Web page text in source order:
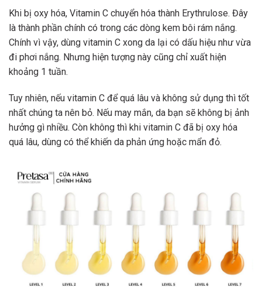
Khi bị oxy hóa, Vitamin C chuyển hóa thành Erythrulose. Đây
là thành phần chính có trong các dòng kem bôi rám nắng.
Chính vì vậy, dùng vitamin C xong da lại có dấu hiệu như vừa
đi phơi nắng. Nhưng hiện tượng này cũng chỉ xuất hiện
khoảng 1 tuần.
Tuy nhiên, nếu vitamin C để quá lâu và không sử dụng thì tốt
nhất chúng ta nên bỏ. Nếu may mắn, da bạn sẽ không bị ảnh
hưởng gì nhiều. Còn không thì khi vitamin C đã bị oxy hóa
quá lâu, dùng có thể khiến da phản ứng hoặc mẩn đỏ.